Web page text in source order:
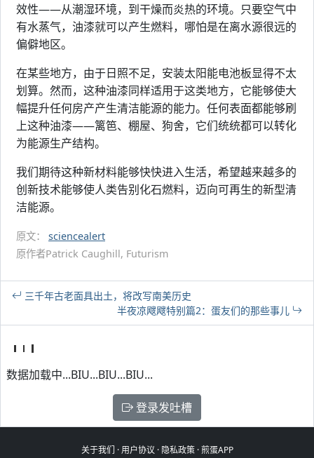
效性——从潮湿环境，到干燥而炎热的环境。只要空气中
有水蒸气，油漆就可以产生燃料，哪怕是在离水源很远的
偏僻地区。
在某些地方，由于日照不足，安装太阳能电池板显得不太
划算。然而，这种油漆同样适用于这类地方，它能够使大
幅提升任何房产产生清洁能源的能力。任何表面都能够刷
上这种油漆——篱笆、棚屋、狗舍，它们统统都可以转化
为能源生产结构。
我们期待这种新材料能够快快进入生活，希望越来越多的
创新技术能够使人类告别化石燃料，迈向可再生的新型清
洁能源。
原文： sciencealert
原作者Patrick Caughill, Futurism
三千年古老面具出土，将改写南美历史
半夜凉飕飕特别篇2：蛋友们的那些事儿
数据加载中...BIU...BIU...BIU...
登录发吐槽
关于我们 ·用户协议 · 隐私政策·煎蛋APP